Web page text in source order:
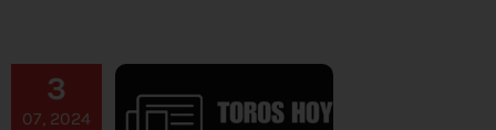
3
07, 2024